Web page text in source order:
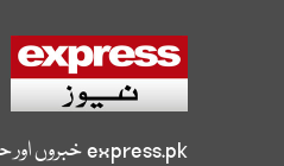
express.pkخبروں